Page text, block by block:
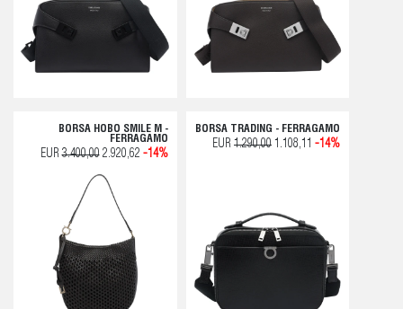
BORSA HOBO SMILE M -
FERRAGAMO
EUR3.400,002.920,62 -14%
BORSA TRADING - FERRAGAMO
EUR 1.290,00 1.108,11 -14%